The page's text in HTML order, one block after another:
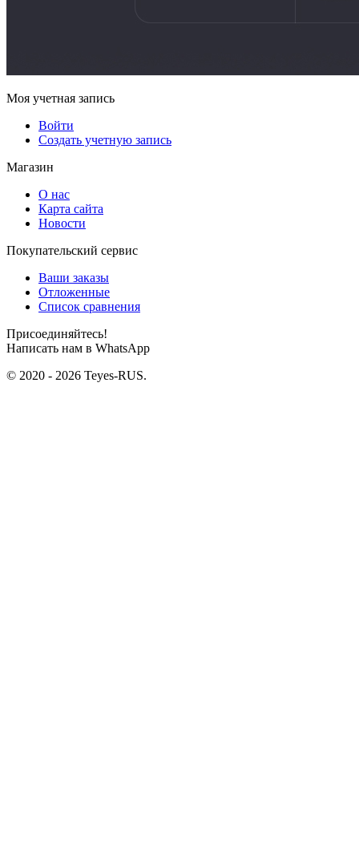
Моя учетная запись
Войти
Создать учетную запись
Магазин
О нас
Карта сайта
Новости
Покупательский сервис
Ваши заказы
Отложенные
Список сравнения
Присоединяйтесь!
Написать нам в WhatsApp
© 2020 - 2026 Teyes-RUS.